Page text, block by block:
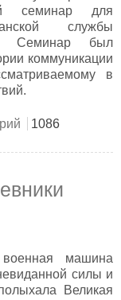
семинар для
службы
Семинар был
коммуникации
в
семинар для
1086
машина
силы и
Великая